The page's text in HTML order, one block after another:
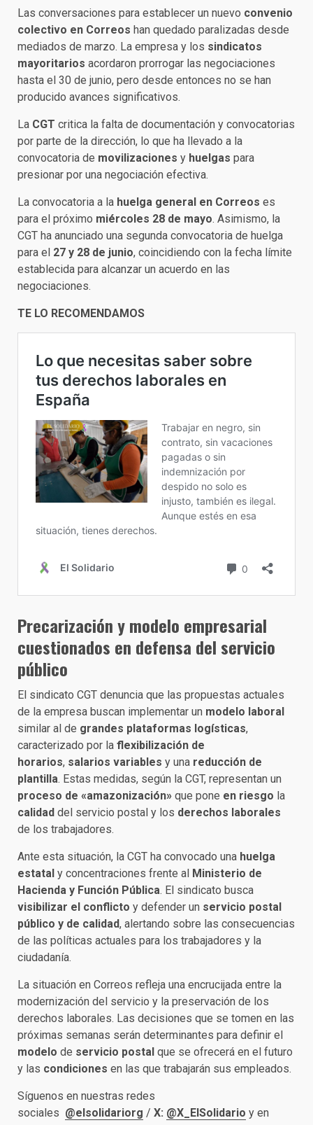
Las conversaciones para establecer un nuevo convenio
colectivo en Correos han quedado paralizadas desde
mediados de marzo. La empresa y los sindicatos
mayoritarios acordaron prorrogar las negociaciones
hasta el 30 de junio, pero desde entonces no se han
producido avances significativos.
La CGT critica la falta de documentación y convocatorias
por parte de la dirección, lo que ha llevado a la
convocatoria de movilizaciones y huelgas para
presionar por una negociación efectiva.
La convocatoria a la huelga general en Correos es
para el próximo miércoles 28 de mayo. Asimismo, la
CGT ha anunciado una segunda convocatoria de huelga
para el 27 y 28 de junio, coincidiendo con la fecha límite
establecida para alcanzar un acuerdo en las
negociaciones.
TE LO RECOMENDAMOS
Precarización y modelo empresarial
cuestionados en defensa del servicio
público
El sindicato CGT denuncia que las propuestas actuales
de la empresa buscan implementar un modelo laboral
similar al de grandes plataformas logísticas,
caracterizado por la flexibilización de
horarios, salarios variables y una reducción de
plantilla. Estas medidas, según la CGT, representan un
proceso de «amazonización» que pone en riesgo la
calidad del servicio postal y los derechos laborales
de los trabajadores.
Ante esta situación, la CGT ha convocado una huelga
estatal y concentraciones frente al Ministerio de
Hacienda y Función Pública. El sindicato busca
visibilizar el conflicto y defender un servicio postal
público y de calidad, alertando sobre las consecuencias
de las políticas actuales para los trabajadores y la
ciudadanía.
La situación en Correos refleja una encrucijada entre la
modernización del servicio y la preservación de los
derechos laborales. Las decisiones que se tomen en las
próximas semanas serán determinantes para definir el
modelo de servicio postal que se ofrecerá en el futuro
y las condiciones en las que trabajarán sus empleados.
Síguenos en nuestras redes
sociales @elsolidariorg / X: @X_ElSolidario y en